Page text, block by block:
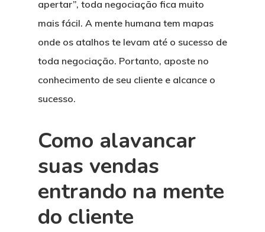
apertar”, toda negociação fica muito
mais fácil. A mente humana tem mapas
onde os atalhos te levam até o sucesso de
toda negociação. Portanto, aposte no
conhecimento de seu cliente e alcance o
sucesso.
Como alavancar
suas vendas
entrando na mente
do cliente